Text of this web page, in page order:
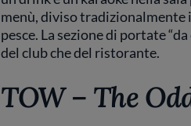
menù, diviso tradizionalmente
pesce. La sezione di portate
del club che del ristorante.
TOW – The